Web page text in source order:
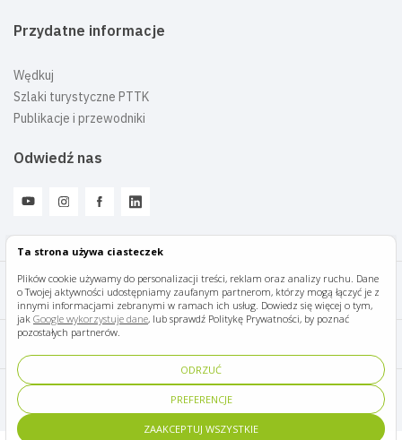
Ta strona używa ciasteczek
Plików cookie używamy do personalizacji treści, reklam oraz analizy ruchu. Dane
o Twojej aktywności udostępniamy zaufanym partnerom, którzy mogą łączyć je z
innymi informacjami zebranymi w ramach ich usług. Dowiedz się więcej o tym,
jak Google wykorzystuje dane, lub sprawdź Politykę Prywatności, by poznać
pozostałych partnerów.
ODRZUĆ
PREFERENCJE
ZAAKCEPTUJ WSZYSTKIE
Przydatne informacje
Wędkuj
Szlaki turystyczne PTTK
Publikacje i przewodniki
Odwiedź nas
Mazury Travel © 2026
Polityka prywatności